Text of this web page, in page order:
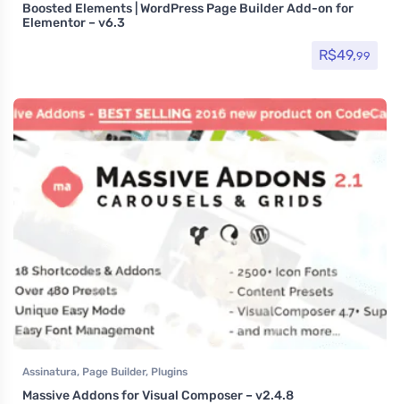
Boosted Elements | WordPress Page Builder Add-on for
Elementor – v6.3
R$49,99
Assinatura, Page Builder, Plugins
Massive Addons for Visual Composer – v2.4.8